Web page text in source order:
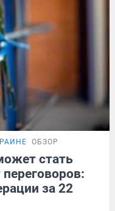
ОБЗОР
стать
за 22